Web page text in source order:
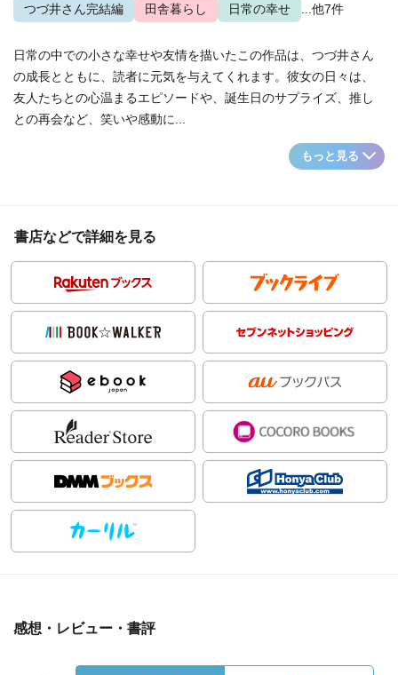
つづ井さん完結編 田舎暮らし 日常の幸せ ...他7件
日常の中での小さな幸せや友情を描いたこの作品は、つづ井さん
の成長とともに、読者に元気を与えてくれます。彼女の日々は、
友人たちとの心温まるエピソードや、誕生日のサプライズ、推し
との再会など、笑いや感動に...
もっと見る
書店などで詳細を見る
感想・レビュー・書評